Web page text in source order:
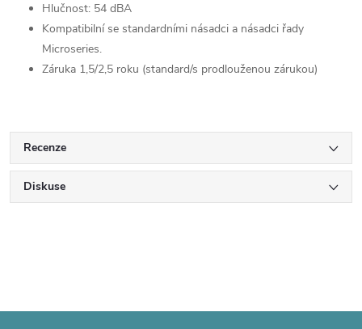
Hlučnost: 54 dBA
Kompatibilní se standardními násadci a násadci řady
Microseries.
Záruka 1,5/2,5 roku (standard/s prodlouženou zárukou)
Recenze
Diskuse